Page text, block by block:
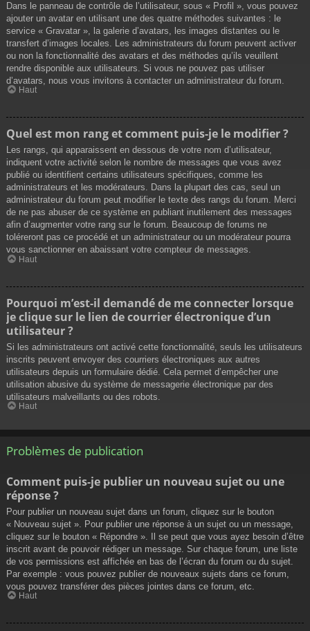
Dans le panneau de contrôle de l’utilisateur, sous « Profil », vous pouvez
ajouter un avatar en utilisant une des quatre méthodes suivantes : le
service « Gravatar », la galerie d’avatars, les images distantes ou le
transfert d’images locales. Les administrateurs du forum peuvent activer
ou non la fonctionnalité des avatars et des méthodes qu’ils veuillent
rendre disponible aux utilisateurs. Si vous ne pouvez pas utiliser
d’avatars, nous vous invitons à contacter un administrateur du forum.
Haut
Quel est mon rang et comment puis-je le modifier ?
Les rangs, qui apparaissent en dessous de votre nom d’utilisateur,
indiquent votre activité selon le nombre de messages que vous avez
publié ou identifient certains utilisateurs spécifiques, comme les
administrateurs et les modérateurs. Dans la plupart des cas, seul un
administrateur du forum peut modifier le texte des rangs du forum. Merci
de ne pas abuser de ce système en publiant inutilement des messages
afin d’augmenter votre rang sur le forum. Beaucoup de forums ne
toléreront pas ce procédé et un administrateur ou un modérateur pourra
vous sanctionner en abaissant votre compteur de messages.
Haut
Pourquoi m’est-il demandé de me connecter lorsque
je clique sur le lien de courrier électronique d’un
utilisateur ?
Si les administrateurs ont activé cette fonctionnalité, seuls les utilisateurs
inscrits peuvent envoyer des courriers électroniques aux autres
utilisateurs depuis un formulaire dédié. Cela permet d’empêcher une
utilisation abusive du système de messagerie électronique par des
utilisateurs malveillants ou des robots.
Haut
Problèmes de publication
Comment puis-je publier un nouveau sujet ou une
réponse ?
Pour publier un nouveau sujet dans un forum, cliquez sur le bouton
« Nouveau sujet ». Pour publier une réponse à un sujet ou un message,
cliquez sur le bouton « Répondre ». Il se peut que vous ayez besoin d’être
inscrit avant de pouvoir rédiger un message. Sur chaque forum, une liste
de vos permissions est affichée en bas de l’écran du forum ou du sujet.
Par exemple : vous pouvez publier de nouveaux sujets dans ce forum,
vous pouvez transférer des pièces jointes dans ce forum, etc.
Haut